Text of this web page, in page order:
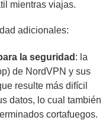
mientras viajas.
adicionales:
la seguridad : la
de NordVPN y sus
resulte más difícil
datos, lo cual también
cortafuegos.